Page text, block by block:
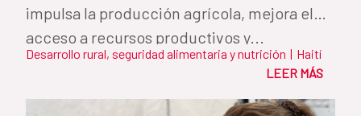
impulsa la producción agrícola, mejora el
acceso a recursos productivos y...
Desarrollo rural, seguridad alimentaria y nutrición | Haití
LEER MÁS